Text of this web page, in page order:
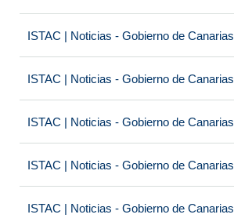
ISTAC | Noticias - Gobierno de Canarias
ISTAC | Noticias - Gobierno de Canarias
ISTAC | Noticias - Gobierno de Canarias
ISTAC | Noticias - Gobierno de Canarias
ISTAC | Noticias - Gobierno de Canarias